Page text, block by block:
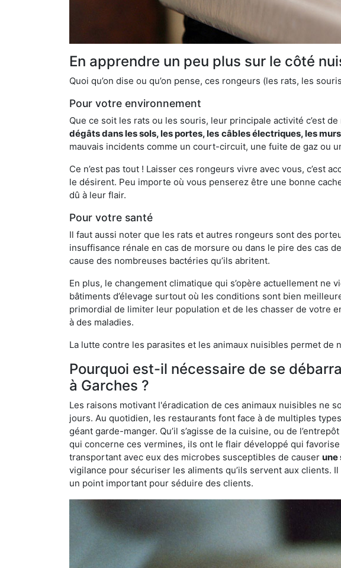
En apprendre un peu plus sur le côté
Quoi qu’on dise ou qu’on pense, ces rongeurs (les rats, les
Pour votre environnement
Que ce soit les rats ou les souris, leur principale activité c’est
dégâts dans les sols, les portes, les câbles électriques, les
mauvais incidents comme un court-circuit, une fuite de gaz ou
Ce n’est pas tout ! Laisser ces rongeurs vivre avec vous, c’est
le désirent. Peu importe où vous penserez être une bonne
dû à leur flair.
Pour votre santé
Il faut aussi noter que les rats et autres rongeurs sont des
insuffisance rénale en cas de morsure ou dans le pire des cas
cause des nombreuses bactéries qu’ils abritent.
En plus, le changement climatique qui s’opère actuellement ne
bâtiments d’élevage surtout où les conditions sont bien
primordial de limiter leur population et de les chasser de votre
à des maladies.
La lutte contre les parasites et les animaux nuisibles permet
Pourquoi est-il nécessaire de se
à Garches ?
Les raisons motivant l'éradication de ces animaux nuisibles ne
jours. Au quotidien, les restaurants font face à de multiples
géant garde-manger. Qu’il s’agisse de la cuisine, ou de
qui concerne ces vermines, ils ont le flair développé qui
transportant avec eux des microbes susceptibles de causer une
vigilance pour sécuriser les aliments qu’ils servent aux clients.
un point important pour séduire des clients.